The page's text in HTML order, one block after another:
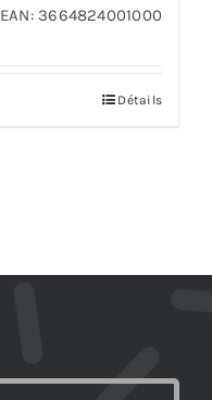
EAN:3664824001000
Détails